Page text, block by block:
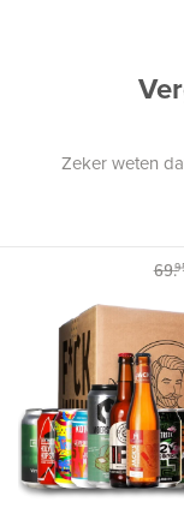
Zeker weten
69.